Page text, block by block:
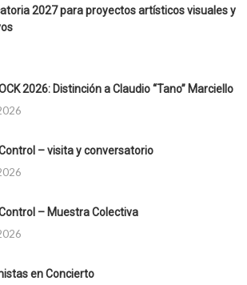
2027 para proyectos artísticos visuales y
2026: Distinción a Claudio “Tano” Marciello
– visita y conversatorio
– Muestra Colectiva
en Concierto